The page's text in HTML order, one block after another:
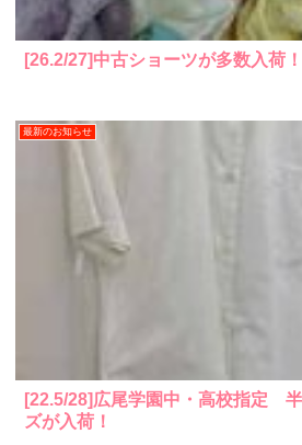
[26.2/27]中古ショーツが多数入荷！
最新のお知らせ
[22.5/28]広尾学園中・高校指定
ズが入荷！